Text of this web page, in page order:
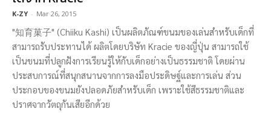
K-ZY - Mar 26, 2015
"知育菓子" (Chiiku Kashi) เป็นผลิตภัณฑ์ขนมของเล่นสำหรับเด็กที่
สามารถรับประทานได้ ผลิตโดยบริษัท Kracie ของญี่ปุ่น สามารถใช้
เป็นขนมที่ปลูกฝังการเรียนรู้ให้กับเด็กอย่างเป็นธรรมชาติ โดยผ่าน
ประสบการณ์ที่สนุกสนานจากการลงมือประดิษฐ์และการเล่น ส่วน
ประกอบของขนมยังปลอดภัยสำหรับเด็ก เพราะใช้สีธรรมชาติและ
ปราศจากวัตถุกันเสียอีกด้วย